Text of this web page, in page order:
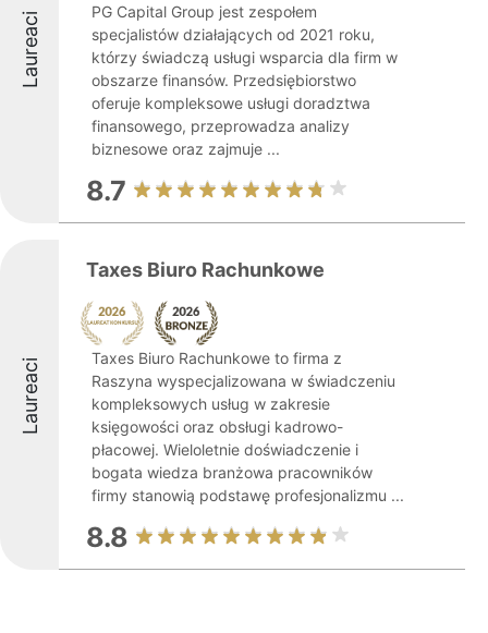
Laureaci
PG Capital Group jest zespołem
specjalistów działających od 2021 roku,
którzy świadczą usługi wsparcia dla firm w
obszarze finansów. Przedsiębiorstwo
oferuje kompleksowe usługi doradztwa
finansowego, przeprowadza analizy
biznesowe oraz zajmuje ...
8.7
Laureaci
Taxes Biuro Rachunkowe
Taxes Biuro Rachunkowe to firma z
Raszyna wyspecjalizowana w świadczeniu
kompleksowych usług w zakresie
księgowości oraz obsługi kadrowo-
płacowej. Wieloletnie doświadczenie i
bogata wiedza branżowa pracowników
firmy stanowią podstawę profesjonalizmu ...
8.8